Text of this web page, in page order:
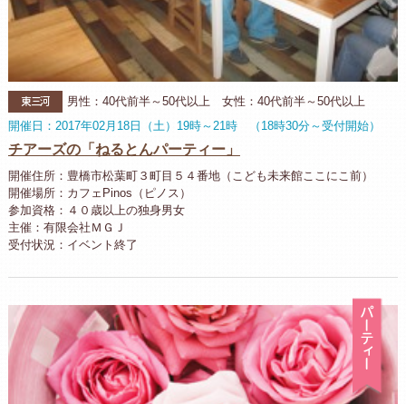
東三河
男性：40代前半～50代以上 女性：40代前半～50代以上
開催日：2017年02月18日（土）19時～21時 （18時30分～受付開始）
チアーズの「ねるとんパーティー」
開催住所：豊橋市松葉町３町目５４番地（こども未来館ここにこ前）
開催場所：カフェPinos（ピノス）
参加資格：４０歳以上の独身男女
主催：有限会社ＭＧＪ
受付状況：イベント終了
パ